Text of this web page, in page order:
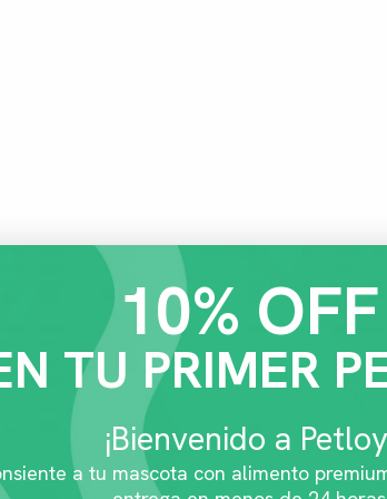
10% OFF
TU PRIMER
¡Bienvenido a
a tu mascota con alimento